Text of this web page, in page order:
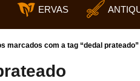
ERVAS
marcados com a tag “dedal prateado”